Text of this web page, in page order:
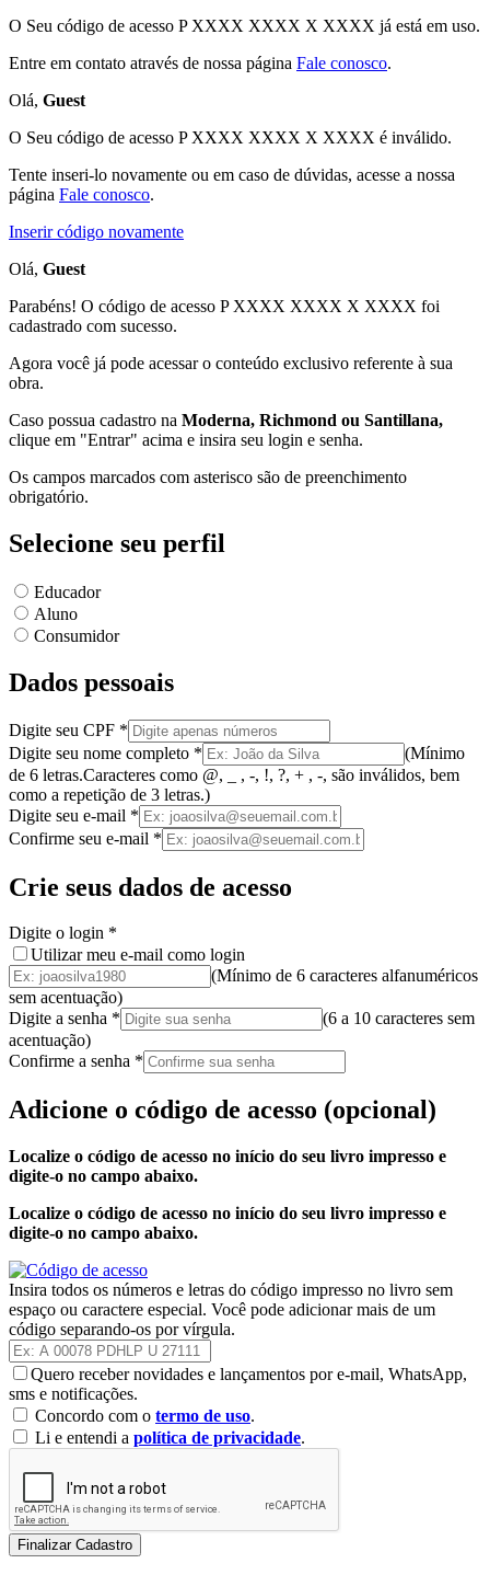
O Seu código de acesso P XXXX XXXX X XXXX já está em uso.
Entre em contato através de nossa página Fale conosco.
Olá, Guest
O Seu código de acesso P XXXX XXXX X XXXX é inválido.
Tente inseri-lo novamente ou em caso de dúvidas, acesse a nossa
página Fale conosco.
Inserir código novamente
Olá, Guest
Parabéns! O código de acesso P XXXX XXXX X XXXX foi
cadastrado com sucesso.
Agora você já pode acessar o conteúdo exclusivo referente à sua
obra.
Caso possua cadastro na Moderna, Richmond ou Santillana,
clique em "Entrar" acima e insira seu login e senha.
Os campos marcados com asterisco são de preenchimento
obrigatório.
Selecione seu perfil
Educador
Aluno
Consumidor
Dados pessoais
Digite seu CPF *
Digite seu nome completo * (Mínimo
de 6 letras.Caracteres como @, _ , -, !, ?, + , -, são inválidos, bem
como a repetição de 3 letras.)
Digite seu e-mail *
Confirme seu e-mail *
Crie seus dados de acesso
Digite o login *
Utilizar meu e-mail como login
(Mínimo de 6 caracteres alfanuméricos
sem acentuação)
Digite a senha * (6 a 10 caracteres sem
acentuação)
Confirme a senha *
Adicione o código de acesso (opcional)
Localize o código de acesso no início do seu livro impresso e
digite-o no campo abaixo.
Localize o código de acesso no início do seu livro impresso e
digite-o no campo abaixo.
Insira todos os números e letras do código impresso no livro sem
espaço ou caractere especial. Você pode adicionar mais de um
código separando-os por vírgula.
Quero receber novidades e lançamentos por e-mail, WhatsApp,
sms e notificações.
Concordo com o termo de uso.
Li e entendi a política de privacidade.